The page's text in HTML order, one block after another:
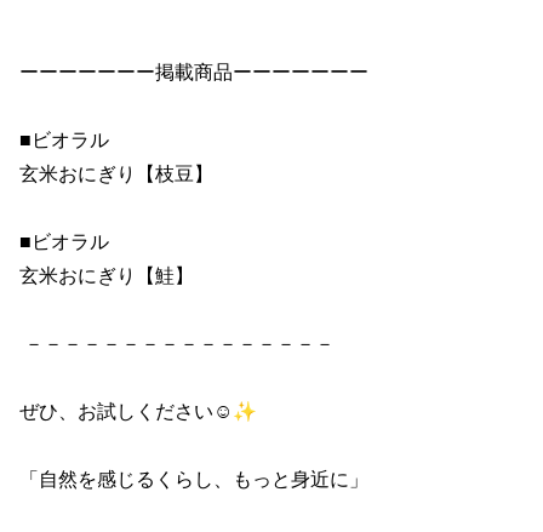
ーーーーーーー掲載商品ーーーーーーー
■ビオラル
玄米おにぎり【枝豆】
■ビオラル
玄米おにぎり【鮭】
ぜひ、お試しください☺✨
「自然を感じるくらし、もっと身近に」